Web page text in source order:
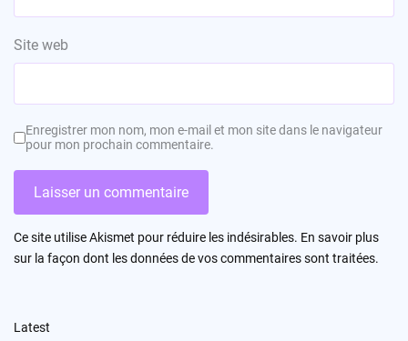
Site web
Enregistrer mon nom, mon e-mail et mon site dans le navigateur
pour mon prochain commentaire.
Ce site utilise Akismet pour réduire les indésirables. En savoir plus
sur la façon dont les données de vos commentaires sont traitées.
Latest